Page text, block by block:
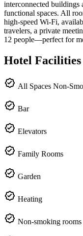
interconnected buildings
functional spaces. All
high-speed Wi-Fi,
travelers, a private
12 people—perfect for
Hotel Facilities
All Spaces Non-
Bar
Elevators
Family Rooms
Garden
Heating
Non-smoking rooms